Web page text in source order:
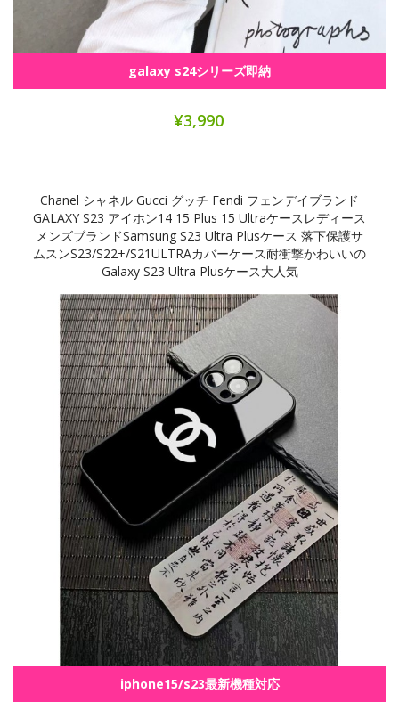
galaxy s24シリーズ即納
¥3,990
Chanel シャネル Gucci グッチ Fendi フェンデイブランド
GALAXY S23 アイホン14 15 Plus 15 Ultraケースレディース
メンズブランドSamsung S23 Ultra Plusケース 落下保護サ
ムスンS23/S22+/S21ULTRAカバーケース耐衝撃かわいいの
Galaxy S23 Ultra Plusケース大人気
iphone15/s23最新機種対応